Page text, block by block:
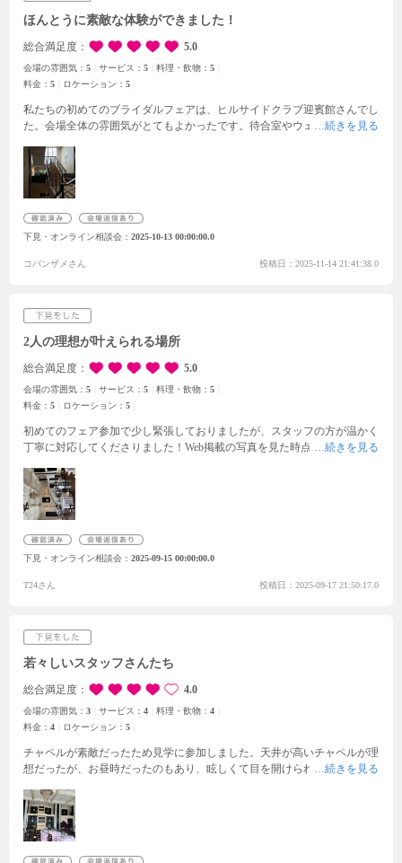
ほんとうに素敵な体験ができました！
総合満足度 5.0
会場の雰囲気： 5 サービス： 5 料理・飲物： 5
料金： 5 ロケーション： 5
私たちの初めてのブライダルフェアは、ヒルサイドクラブ迎賓館さんでし
た。会場全体の雰囲気がとてもよかったです。待合室やウェルカムスペー
しあわせでした。スタッフの方々が演出していただいたこともあり、結婚
式のイメージがとても膨らみました。ブライダルフェアが結婚式を模擬体
験できる内容だったため、チャペルと披露宴入場の体験ができました。涙
たのを覚えています。スタッフの方々はとても優しく丁寧な対応でした。
説明もわかりやすかったです。迎賓館さんのブライダルフェアに参加でき
下見・オンライン相談会 2025-10-13 00:00:00.0
コバンザメさん 投稿日：2025-11-14 21:41:38.0
2人の理想が叶えられる場所
総合満足度 5.0
会場の雰囲気： 5 サービス： 5 料理・飲物： 5
料金： 5 ロケーション： 5
初めてのフェア参加で少し緊張しておりましたが、スタッフの方が温かく
丁寧に対応してくださりました！ Web掲載の写真を見た時点で式場の雰囲
できました！チャペルの開放感は圧倒的で、披露宴会場の階段から降りる
演出ができる階段があるのがすごく気に入りました！
や親族の待機部屋など、ゲストが式まで伸び伸び過ごせる空間があり素晴
したので直接伺い拝見できたのはすごく良かったです！
き、すごく美味しかったです！フルコースのメニューも見させて頂きまし
た！
下見・オンライン相談会 2025-09-15 00:00:00.0
T24さん 投稿日：2025-09-17 21:50:17.0
若々しいスタッフさんたち
総合満足度 4.0
会場の雰囲気： 3 サービス： 4 料理・飲物： 4
料金： 4 ロケーション： 5
チャペルが素敵だったため見学に参加しました。 天井が高いチャペルが理
想だったが、お昼時だったのもあり、眩しくて目を開けられなかったのが
方の感じがよく、無理な押し売りもなくこちらに寄り添ってくれる形であ
りがたかったです。
サービスなどもとても魅力的でした。